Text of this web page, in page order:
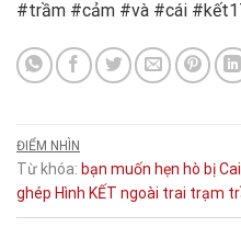
#trầm #cảm #và #cái
ĐIỂM NHÌN
Từ khóa: bạn muốn hẹn hò bịCai
ghép Hình KẾT ngoài trai trạm